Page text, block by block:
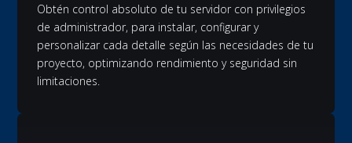
Obtén control absoluto de tu servidor con privilegios
de administrador, para instalar, configurar y
personalizar cada detalle según las necesidades de tu
proyecto, optimizando rendimiento y seguridad sin
limitaciones.